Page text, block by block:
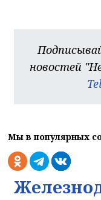
новостей
Мы в популярных